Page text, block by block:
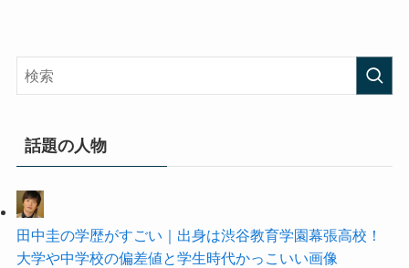
話題の人物
田中圭の学歴がすごい｜出身は渋谷教育学園幕張高校！
大学や中学校の偏差値と学生時代かっこいい画像